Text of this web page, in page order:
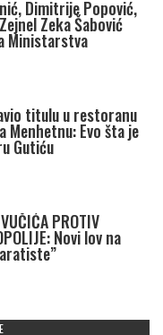
Dimitrije Popović,
Zeka Šabović
Ministarstva
titulu u restoranu
Menhetnu: Evo šta je
Gutiću
PROTIV
Novi lov na